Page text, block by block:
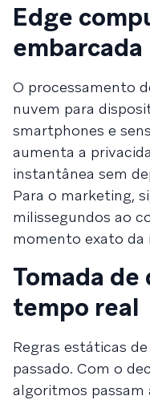
Edge
embarcada
O processamento
nuvem para
smartphones e
aumenta a
instantânea sem
Para o marketing,
milissegundos ao
momento exato da
Tomada de
tempo real
Regras estáticas
passado. Com o
algoritmos passam